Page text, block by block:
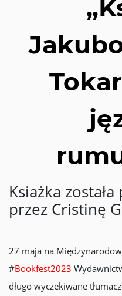
Ksiażka
przez Cristinę
27 maja na
#Bookfest2023
długo wyczekiwane